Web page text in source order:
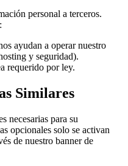
personal a terceros.
ayudan a operar nuestro
y seguridad).
requerido por ley.
Similares
necesarias para su
opcionales solo se activan
de nuestro banner de